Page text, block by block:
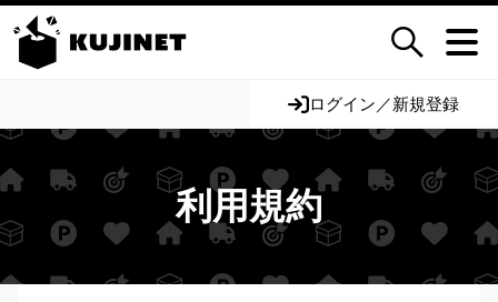
ログイン／新規登録
利用規約